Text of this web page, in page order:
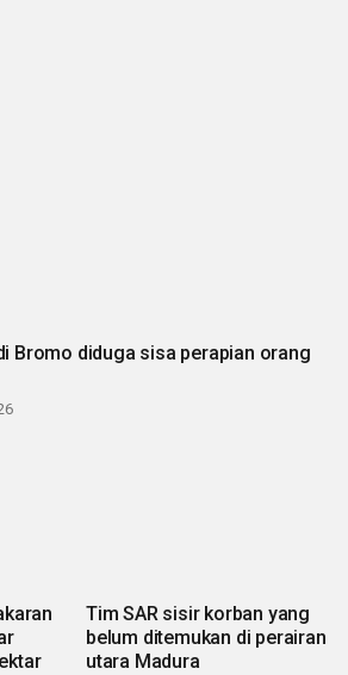
Bromo diduga sisa perapian orang
Tim SAR sisir korban yang
belum ditemukan di perairan
utara Madura